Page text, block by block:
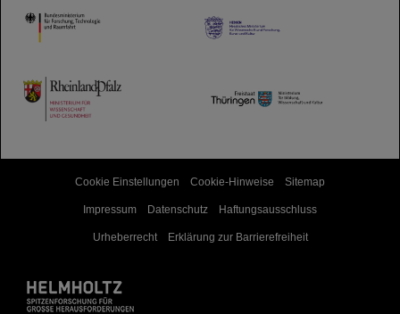
HMWK
TMWWDG
Cookie Einstellungen Cookie-Hinweise Sitemap
Impressum Datenschutz Haftungsausschluss
Urheberrecht Erklärung zur Barrierefreiheit